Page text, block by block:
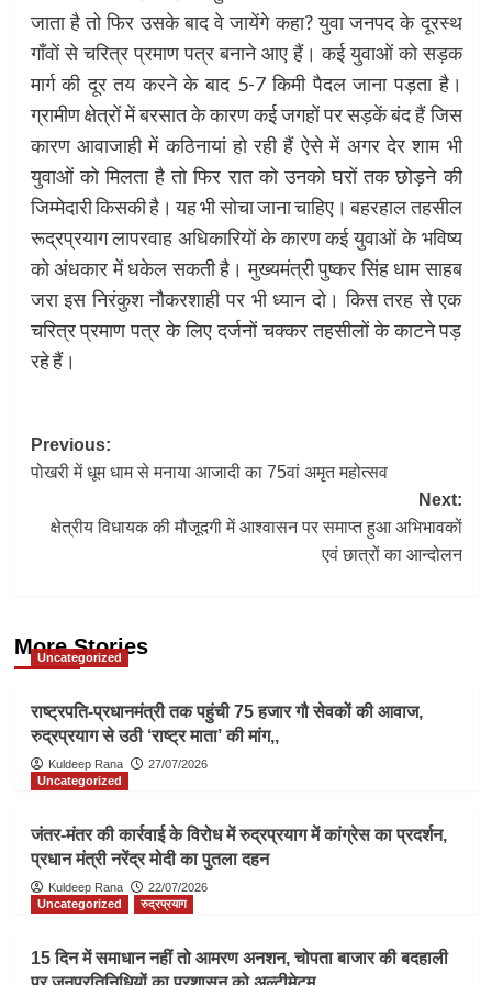
जाता है तो फिर उसके बाद वे जायेंगे कहा? युवा जनपद के दूरस्थ
गाँवों से चरित्र प्रमाण पत्र बनाने आए हैं। कई युवाओं को सड़क
मार्ग की दूर तय करने के बाद 5-7 किमी पैदल जाना पड़ता है।
ग्रामीण क्षेत्रों में बरसात के कारण कई जगहों पर सड़कें बंद हैं जिस
कारण आवाजाही में कठिनायां हो रही हैं ऐसे में अगर देर शाम भी
युवाओं को मिलता है तो फिर रात को उनको घरों तक छोड़ने की
जिम्मेदारी किसकी है। यह भी सोचा जाना चाहिए। बहरहाल तहसील
रूद्रप्रयाग लापरवाह अधिकारियों के कारण कई युवाओं के भविष्य
को अंधकार में धकेल सकती है। मुख्यमंत्री पुष्कर सिंह धाम साहब
जरा इस निरंकुश नौकरशाही पर भी ध्यान दो। किस तरह से एक
चरित्र प्रमाण पत्र के लिए दर्जनों चक्कर तहसीलों के काटने पड़
रहे हैं।
Post
navigation
Previous:
पोखरी में धूम धाम से मनाया आजादी का 75वां अमृत महोत्सव
Next:
क्षेत्रीय विधायक की मौजूदगी में आश्वासन पर समाप्त हुआ अभिभावकों
एवं छात्रों का आन्दोलन
More Stories
Uncategorized
राष्ट्रपति-प्रधानमंत्री तक पहुंची 75 हजार गौ सेवकों की आवाज,
रुद्रप्रयाग से उठी ‘राष्ट्र माता’ की मांग,,
Kuldeep Rana
27/07/2026
Uncategorized
जंतर-मंतर की कार्रवाई के विरोध में रुद्रप्रयाग में कांग्रेस का प्रदर्शन,
प्रधान मंत्री नरेंद्र मोदी का पुतला दहन
Kuldeep Rana
22/07/2026
Uncategorized
रुद्रप्रयाग
15 दिन में समाधान नहीं तो आमरण अनशन, चोपता बाजार की बदहाली